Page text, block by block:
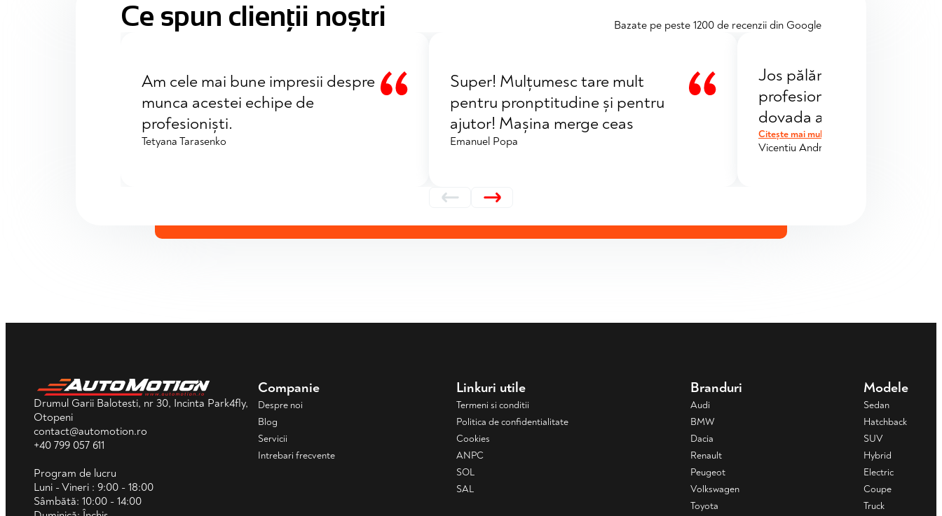
Ce spun clienții noștri Bazate pe peste 1200 de recenzii din Google
Am cele mai bune impresii despre
munca acestei echipe de
profesioniști.
Tetyana Tarasenko
Super! Mulțumesc tare mult
pentru pronptitudine și pentru
ajutor! Mașina merge ceas
Emanuel Popa
Jos pălăria pentru
profesionalismul de care
dovada aceasta echipă!
consiliere până la ajutor
Citește mai mult
Vicentiu Andrei
Drumul Garii Balotesti, nr 30, Incinta Park4fly,
Otopeni
contact@automotion.ro
+40 799 057 611
Program de lucru
Luni - Vineri : 9:00 - 18:00
Sâmbătă: 10:00 - 14:00
Companie
Despre noi
Blog
Servicii
Intrebari frecvente
Linkuri utile
Termeni si conditii
Politica de confidentialitate
Cookies
ANPC
SOL
SAL
Branduri
Audi
BMW
Dacia
Renault
Peugeot
Volkswagen
Toyota
Modele
Sedan
Hatchback
SUV
Hybrid
Electric
Coupe
Truck